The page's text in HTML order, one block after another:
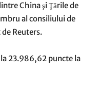
China şi Ţările de
al consiliului de
Reuters.
23.986,62 puncte la